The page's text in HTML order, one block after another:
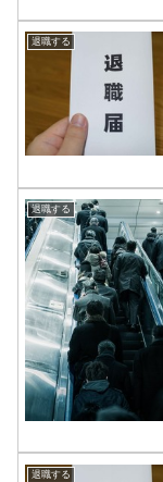
退職する
退職する
退職する